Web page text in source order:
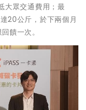
大眾交通費用；最
20公斤，於下兩個月
饋一次。